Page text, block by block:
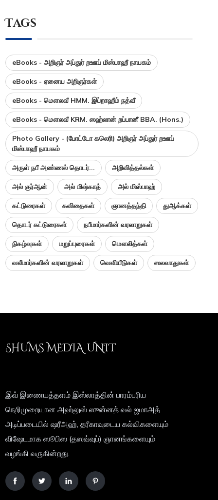
Tags
eBooks - அறிஞர் அப்துர் றஊப் மிஸ்பாஹீ நாயகம்
eBooks - ஏனைய அறிஞர்கள்
eBooks - மௌலவீ HMM. இப்றாஹீம் நத்வீ
eBooks - மௌலவீ KRM. ஸஹ்லான் றப்பானீ BBA. (Hons.)
Photo Gallery - (போட்டோ கலெரி) அறிஞர் அப்துர் றஊப்
மிஸ்பாஹீ நாயகம்
அருள் நபீ அண்ணல் தொடர்... அறிவித்தல்கள்
அல் குர்ஆன் அல் மிஷ்காத் அல் மிஸ்பாஹ்
கட்டுரைகள் கவிதைகள் ஞானத்தந்தி துஆக்கள்
தொடர் கட்டுரைகள் நபீமார்களின் வரலாறுகள்
நிகழ்வுகள் மறுப்புரைகள் மௌலித்கள்
வலீமார்களின் வரலாறுகள் வெளியீடுகள் ஸலவாதுகள்
SHUMS MEDIA UNIT
இவ் இணையத்தளம் இஸ்லாத்தின் பாரம்பரிய
நெறிமுறையான அஹ்லுஸ் ஸுன்னத் வல் ஜமாஅத்
அடிப்படையில் ஷரீஅஹ், தரீகாவுடைய கல்விகளையும்
விஷேடமாக ஸூபிஸ (தஸவ்வுப்) ஞானங்களையும்
வழங்கி வருகின்றது.